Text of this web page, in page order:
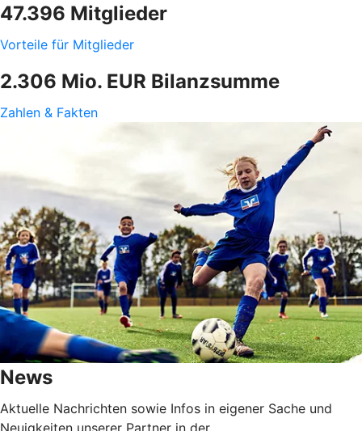
47.396 Mitglieder
Vorteile für Mitglieder
2.306 Mio. EUR Bilanzsumme
Zahlen & Fakten
News
Aktuelle Nachrichten sowie Infos in eigener Sache und